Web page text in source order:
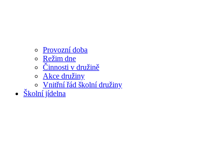
Provozní doba
Režim dne
Činnosti v družině
Akce družiny
Vnitřní řád školní družiny
Školní jídelna